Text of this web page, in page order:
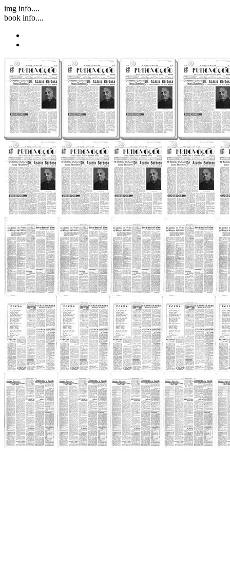
img info....
book info....